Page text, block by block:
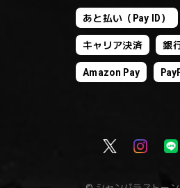
あと払い（Pay ID）
キャリア決済 銀
Amazon Pay